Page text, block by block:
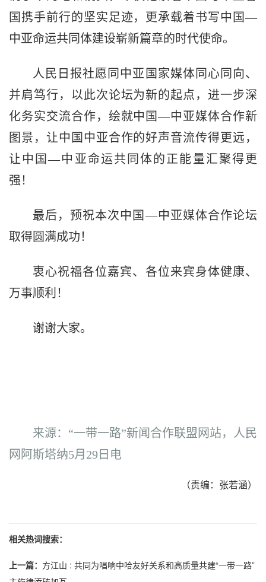
国携手前行的坚实足迹，更承载着书写中国—
中亚命运共同体建设崭新篇章的时代使命。
人民日报社愿同中亚国家媒体同心同向、
并肩笃行，以此次论坛为新的起点，进一步深
化务实交流合作，绘就中国—中亚媒体合作新
图景，让中国中亚合作的好声音流传得更远，
让中国—中亚命运共同体的正能量汇聚得更
强！
最后，预祝本次中国—中亚媒体合作论坛
取得圆满成功！
衷心祝福各位嘉宾、各位来宾身体健康、
万事顺利！
谢谢大家。
来源：“一带一路”新闻合作联盟网站，人民
网阿斯塔纳5月29日电
（责编：张若涵）
相关热词搜索：
上一篇： 方江山 : 共同为唱响中哈友好关系和高质量共建“一带一路”